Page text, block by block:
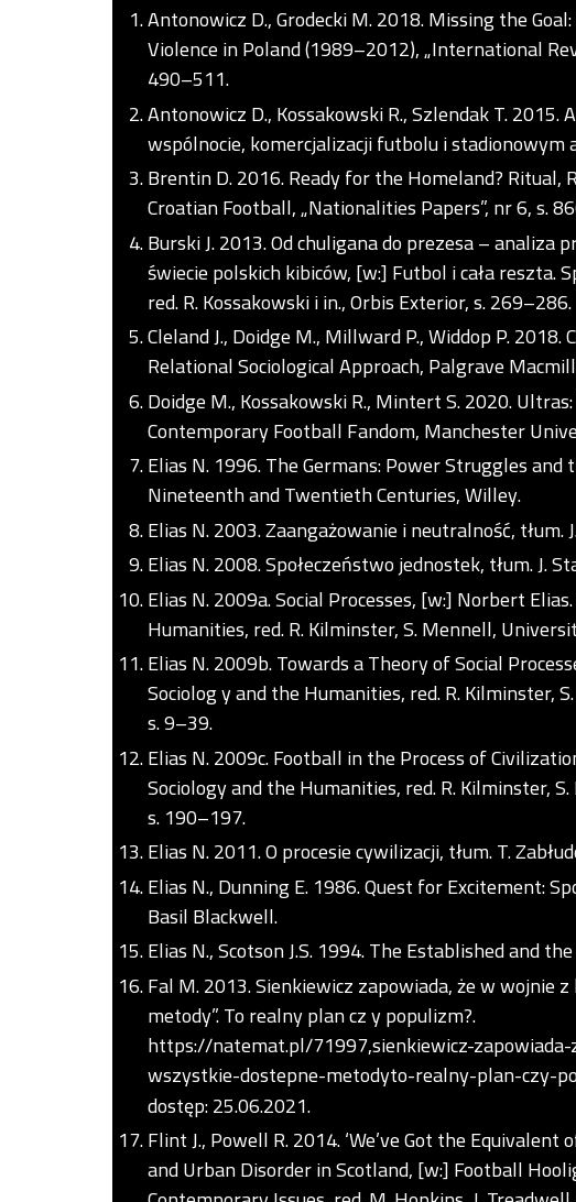
Antonowicz D., Grodecki M. 2018. Missing the
Violence in Poland (1989–2012), „International
490–511.
Antonowicz D., Kossakowski R., Szlendak T.
wspólnocie, komercjalizacji futbolu i stadionowym
Brentin D. 2016. Ready for the Homeland?
Croatian Football, „Nationalities Papers”, nr 6, s.
Burski J. 2013. Od chuligana do prezesa – analiza
świecie polskich kibiców, [w:] Futbol i cała reszta.
red. R. Kossakowski i in., Orbis Exterior, s. 269–286.
Cleland J., Doidge M., Millward P., Widdop P.
Relational Sociological Approach, Palgrave
Doidge M., Kossakowski R., Mintert S. 2020.
Contemporary Football Fandom, Manchester
Elias N. 1996. The Germans: Power Struggles
Nineteenth and Twentieth Centuries, Willey.
Elias N. 2003. Zaangażowanie i neutralność, tłum.
Elias N. 2008. Społeczeństwo jednostek, tłum. J.
Elias N. 2009a. Social Processes, [w:] Norbert
Humanities, red. R. Kilminster, S. Mennell,
Elias N. 2009b. Towards a Theory of Social
Sociolog y and the Humanities, red. R. Kilminster,
s. 9–39.
Elias N. 2009c. Football in the Process of
Sociology and the Humanities, red. R. Kilminster,
s. 190–197.
Elias N. 2011. O procesie cywilizacji, tłum. T.
Elias N., Dunning E. 1986. Quest for Excitement:
Basil Blackwell.
Elias N., Scotson J.S. 1994. The Established and
Fal M. 2013. Sienkiewicz zapowiada, że w wojnie
metody”. To realny plan cz y populizm?.
https://natemat.pl/71997,sienkiewicz-
wszystkie-dostepne-metodyto-realny-plan-czy-
dostęp: 25.06.2021.
Flint J., Powell R. 2014. ‘We’ve Got the
and Urban Disorder in Scotland, [w:] Football